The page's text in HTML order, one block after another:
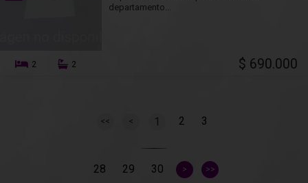
departamento...
2 2 $ 690.000
<< < 1 2 3
28 29 30 > >>